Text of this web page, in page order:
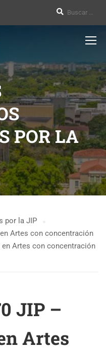
POR LA
por la JIP
Artes con concentración
Artes con concentración
JIP –
Artes